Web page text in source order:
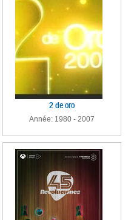
2 de oro
Année: 1980 - 2007